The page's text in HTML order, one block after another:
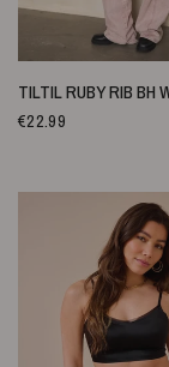
QUICK
TILTIL RUBY RIB BH
€22.99